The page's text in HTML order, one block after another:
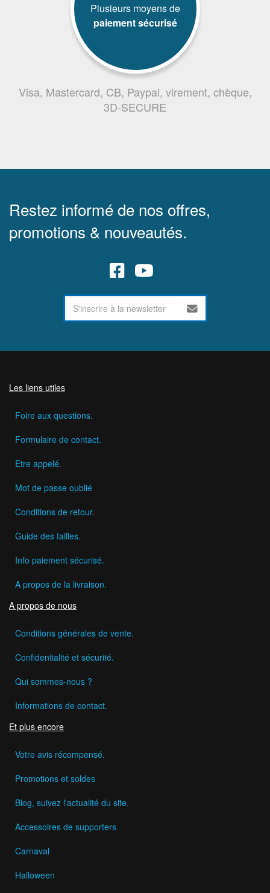
Plusieurs moyens de
paiement sécurisé
Visa, Mastercard, CB, Paypal, virement, chèque,
3D-SECURE
Restez informé de nos offres,
promotions & nouveautés.
Les liens utiles
Foire aux questions.
Formulaire de contact.
Etre appelé.
Mot de passe oublié
Conditions de retour.
Guide des tailles.
Info paiement sécurisé.
A propos de la livraison.
A propos de nous
Conditions générales de vente.
Confidentialité et sécurité.
Qui sommes-nous ?
Informations de contact.
Et plus encore
Votre avis récompensé.
Promotions et soldes
Blog, suivez l'actualité du site.
Accessoires de supporters
Carnaval
Halloween